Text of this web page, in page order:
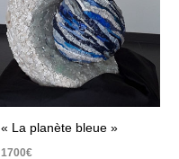
« La planète bleue »
1700€